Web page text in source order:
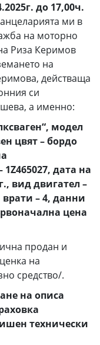
до 17,00ч.
ми в
на моторно
Риза Керимов
на
действаща
си
а именно:
модел
цвят – бордо
1Z465027, дата на
вид двигател –
– 4, данни
цена
продан и
на
средство/.
на описа
технически